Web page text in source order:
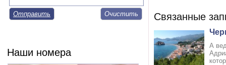
Отправить
Наши номера
Связанные
А